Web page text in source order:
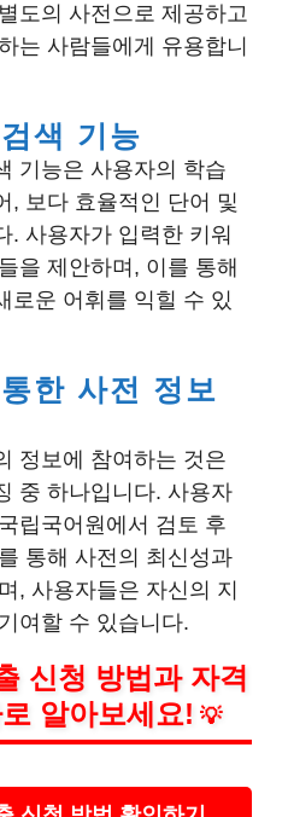
도의 사전으로 제공하고
는 사람들에게 유용합니
색 기능
기능은 사용자의 학습
, 보다 효율적인 단어 및
. 사용자가 입력한 키워
을 제안하며, 이를 통해
로운 어휘를 익힐 수 있
한 사전 정보
정보에 참여하는 것은
중 하나입니다. 사용자
립국어원에서 검토 후
통해 사전의 최신성과
, 사용자들은 자신의 지
여할 수 있습니다.
신청 방법과 자격
알아보세요! 💡